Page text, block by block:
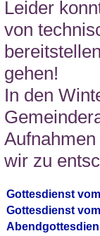
Leider
von
gehen!
In den
wir zu
Gottesdienst
Gottesdienst